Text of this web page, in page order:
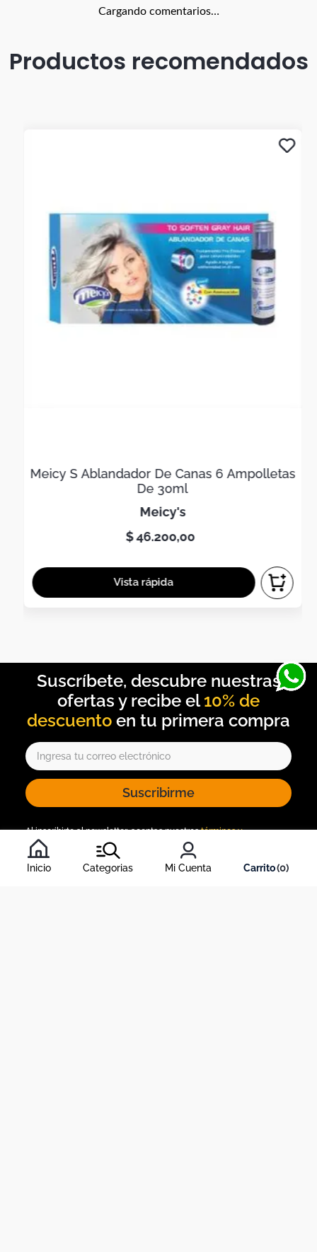
Inicio Categorias Mi Cuenta 0
Cargando comentarios…
Productos recomendados
Meicy S Ablandador De Canas 6 Ampolletas
De 30ml
meicy's
$46.200,00
10% de
descuento
Suscribirme
Al inscribirte al newsletter, aceptas nuestrostérminos y
condiciones
, y nuestra política de tratamiento de información